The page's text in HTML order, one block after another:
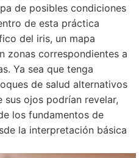
de posibles condiciones
de esta práctica
del iris, un mapa
zonas correspondientes a
Ya sea que tenga
de salud alternativos
ojos podrían revelar,
los fundamentos de
la interpretación básica